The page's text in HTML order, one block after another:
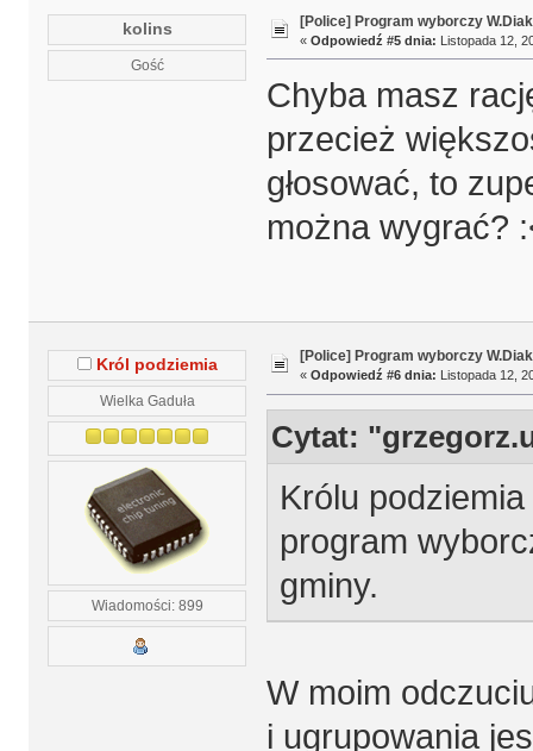
kolins
Gość
[Police] Program wyborczy
« Odpowiedź #5 dnia: Listopada 12,
Chyba masz
przecież
głosować, to
można wygrać?
Król podziemia
Wielka Gaduła
Wiadomości: 899
[Police] Program wyborczy
« Odpowiedź #6 dnia: Listopada 12,
Cytat:
Królu podziemia
program
gminy.
W moim
i ugrupowania